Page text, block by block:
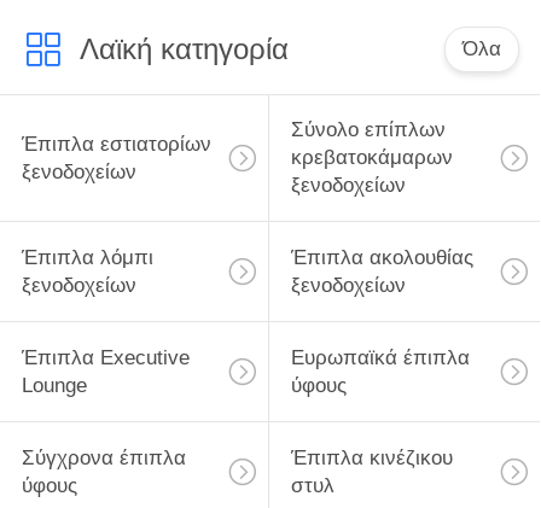
Λαϊκή κατηγορία Όλα
Έπιπλα εστιατορίων
ξενοδοχείων
Σύνολο επίπλων
κρεβατοκάμαρων
ξενοδοχείων
Έπιπλα λόμπι
ξενοδοχείων
Έπιπλα ακολουθίας
ξενοδοχείων
Έπιπλα Executive
Lounge
Ευρωπαϊκά έπιπλα
ύφους
Σύγχρονα έπιπλα
ύφους
Έπιπλα κινέζικου
στυλ